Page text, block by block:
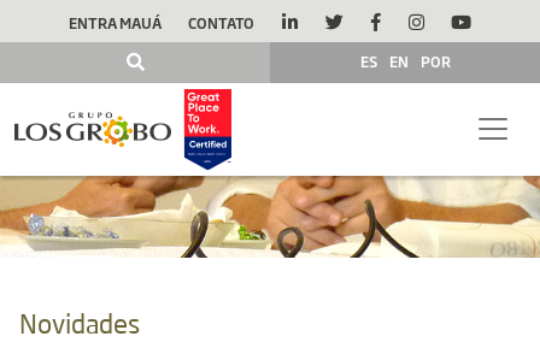
ENTRA MAUÁ
CONTATO
ES
EN POR
Novidades